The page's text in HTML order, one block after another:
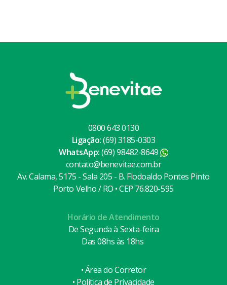
0800 643 0130
Ligação:(69) 3185-0303
WhatsApp: (69) 98482-8649
contato@benevitae.com.br
Av. Calama, 5175 - Sala 205 - B. Flodoaldo Pontes Pinto
Porto Velho / RO • CEP 76.820-595
Horário de Atendimento
De Segunda à Sexta-feira
Das 08hs às 18hs
• Área do Corretor
• Política de Privacidade